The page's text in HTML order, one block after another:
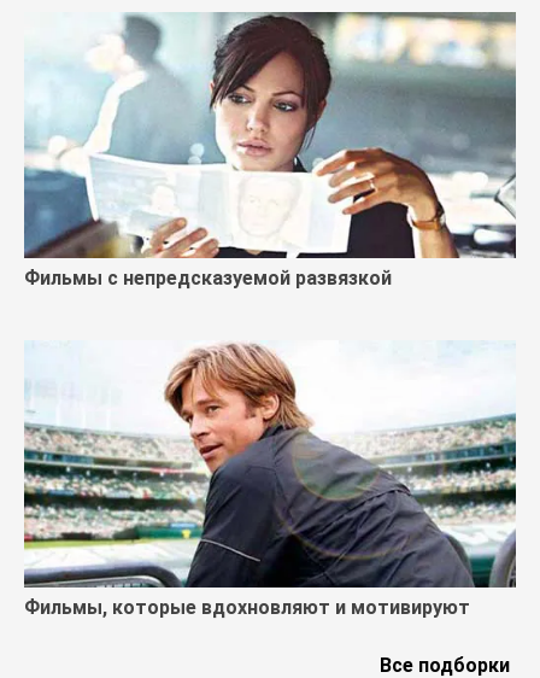
Фильмы с непредсказуемой развязкой
Фильмы, которые вдохновляют и мотивируют
Все подборки